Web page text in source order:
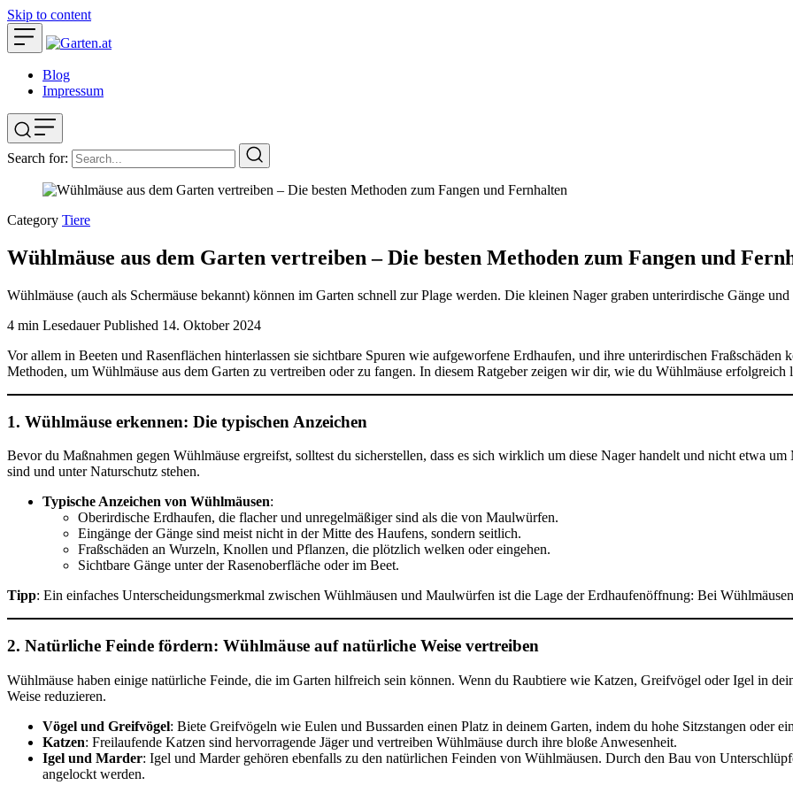
Skip to content
Blog
Impressum
Search for:
Category Tiere
Wühlmäuse aus dem Garten vertreiben – Die besten Methoden zum Fangen und
Wühlmäuse (auch als Schermäuse bekannt) können im Garten schnell zur Plage werden. Die kleinen Nager graben unterirdische Gänge
4 min LesedauerPublished 14. Oktober 2024
Vor allem in Beeten und Rasenflächen hinterlassen sie sichtbare Spuren wie aufgeworfene Erdhaufen, und ihre unterirdischen Fraßschäden
Methoden, um Wühlmäuse aus dem Garten zu vertreiben oder zu fangen. In diesem Ratgeber zeigen wir dir, wie du Wühlmäuse erfolgreich
1. Wühlmäuse erkennen: Die typischen Anzeichen
Bevor du Maßnahmen gegen Wühlmäuse ergreifst, solltest du sicherstellen, dass es sich wirklich um diese Nager handelt und nicht etwa
sind und unter Naturschutz stehen.
Typische Anzeichen von Wühlmäusen:
Oberirdische Erdhaufen, die flacher und unregelmäßiger sind als die von Maulwürfen.
Eingänge der Gänge sind meist nicht in der Mitte des Haufens, sondern seitlich.
Fraßschäden an Wurzeln, Knollen und Pflanzen, die plötzlich welken oder eingehen.
Sichtbare Gänge unter der Rasenoberfläche oder im Beet.
Tipp: Ein einfaches Unterscheidungsmerkmal zwischen Wühlmäusen und Maulwürfen ist die Lage der Erdhaufenöffnung: Bei
2. Natürliche Feinde fördern: Wühlmäuse auf natürliche Weise vertreiben
Wühlmäuse haben einige natürliche Feinde, die im Garten hilfreich sein können. Wenn du Raubtiere wie Katzen, Greifvögel oder Igel in
Weise reduzieren.
Vögel und Greifvögel: Biete Greifvögeln wie Eulen und Bussarden einen Platz in deinem Garten, indem du hohe Sitzstangen oder
Katzen: Freilaufende Katzen sind hervorragende Jäger und vertreiben Wühlmäuse durch ihre bloße Anwesenheit.
Igel und Marder: Igel und Marder gehören ebenfalls zu den natürlichen Feinden von Wühlmäusen. Durch den Bau von
angelockt werden.